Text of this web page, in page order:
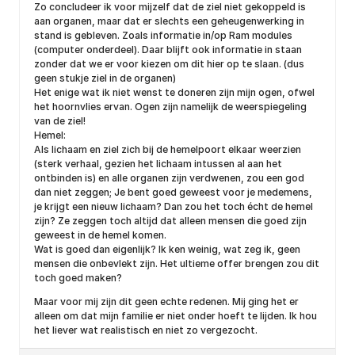
Zo concludeer ik voor mijzelf dat de ziel niet gekoppeld is
aan organen, maar dat er slechts een geheugenwerking in
stand is gebleven. Zoals informatie in/op Ram modules
(computer onderdeel). Daar blijft ook informatie in staan
zonder dat we er voor kiezen om dit hier op te slaan. (dus
geen stukje ziel in de organen)
Het enige wat ik niet wenst te doneren zijn mijn ogen, ofwel
het hoornvlies ervan. Ogen zijn namelijk de weerspiegeling
van de ziel!
Hemel:
Als lichaam en ziel zich bij de hemelpoort elkaar weerzien
(sterk verhaal, gezien het lichaam intussen al aan het
ontbinden is) en alle organen zijn verdwenen, zou een god
dan niet zeggen; Je bent goed geweest voor je medemens,
je krijgt een nieuw lichaam? Dan zou het toch écht de hemel
zijn? Ze zeggen toch altijd dat alleen mensen die goed zijn
geweest in de hemel komen.
Wat is goed dan eigenlijk? Ik ken weinig, wat zeg ik, geen
mensen die onbevlekt zijn. Het ultieme offer brengen zou dit
toch goed maken?
Maar voor mij zijn dit geen echte redenen. Mij ging het er
alleen om dat mijn familie er niet onder hoeft te lijden. Ik hou
het liever wat realistisch en niet zo vergezocht.